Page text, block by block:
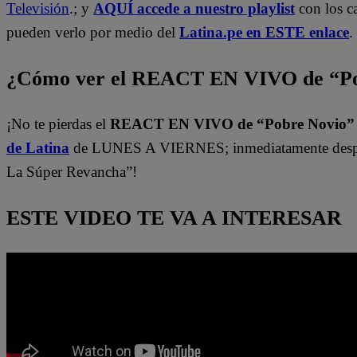
Televisión.; y AQUÍ accede a nuestro playlist con los
pueden verlo por medio del Latina.pe en ESTE enlace.
¿Cómo ver el REACT EN VIVO de
¡No te pierdas el REACT EN VIVO de “Pobre
de Latina de LUNES A VIERNES; inmediatamente
La Súper Revancha”!
ESTE VIDEO TE VA A INTERESAR